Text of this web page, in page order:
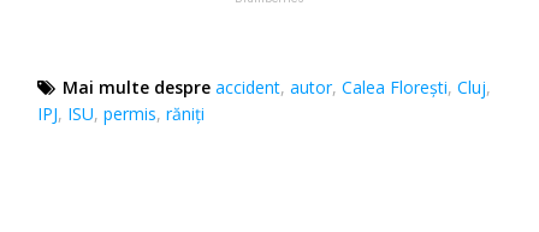
Mai multe despre accident,autor,Calea Florești,Cluj,
IPJ, ISU,permis,răniţi